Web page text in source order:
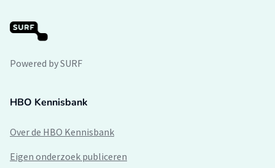
Powered by SURF
HBO Kennisbank
Over de HBO Kennisbank
Eigen onderzoek publiceren